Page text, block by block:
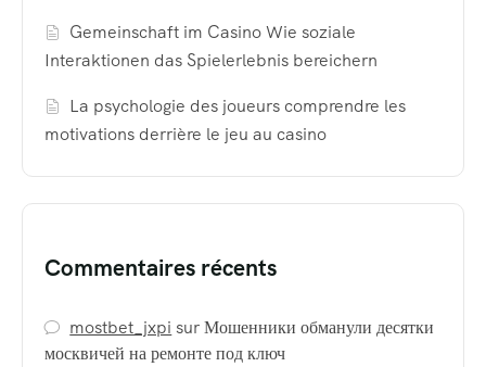
Gemeinschaft im Casino Wie soziale
Interaktionen das Spielerlebnis bereichern
La psychologie des joueurs comprendre les
motivations derrière le jeu au casino
Commentaires récents
mostbet_jxpi surМошенники обманули десятки
москвичей на ремонте под ключ